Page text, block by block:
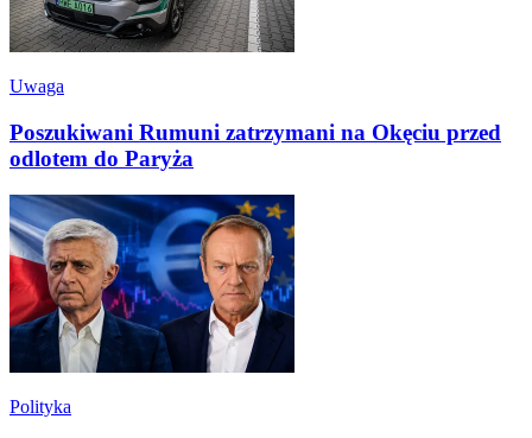
Uwaga
Poszukiwani Rumuni zatrzymani na Okęciu przed
odlotem do Paryża
Polityka